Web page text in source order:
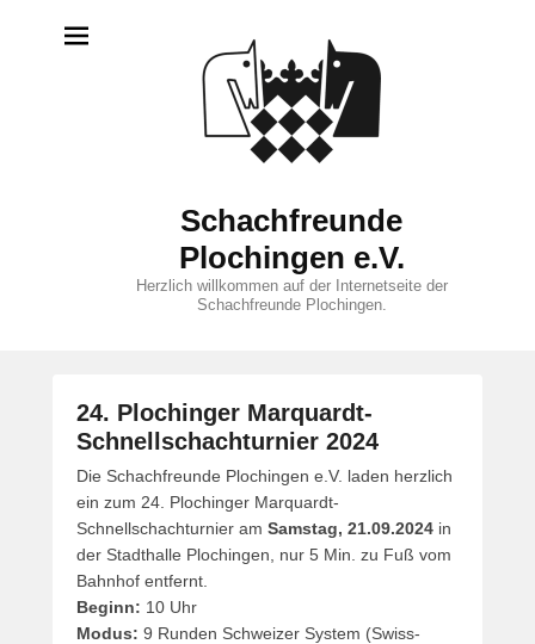
Schachfreunde
Plochingen e.V.
Herzlich willkommen auf der Internetseite der
Schachfreunde Plochingen.
24. Plochinger Marquardt-
Schnellschachturnier 2024
V
e
r
ö
f
f
e
Die Schachfreunde Plochingen e.V. laden herzlich
ein zum 24. Plochinger Marquardt-
Schnellschachturnier am Samstag, 21.09.2024 in
der Stadthalle Plochingen, nur 5 Min. zu Fuß vom
Bahnhof entfernt.
Beginn: 10 Uhr
Modus: 9 Runden Schweizer System (Swiss-